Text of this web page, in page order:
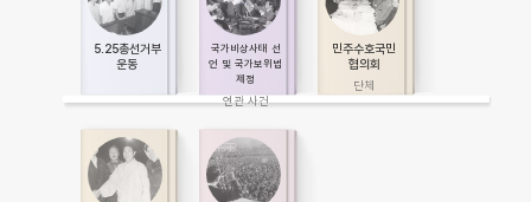
5.25총선거부
운동
국가비상사태 선
언 및 국가보위법
제정
민주수호국민
협의회